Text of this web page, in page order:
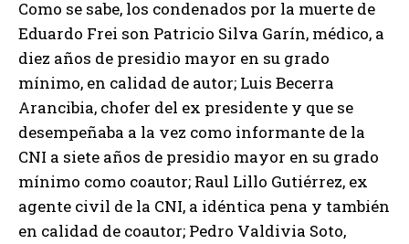
Como se sabe, los condenados por la muerte de
Eduardo Frei son Patricio Silva Garín, médico, a
diez años de presidio mayor en su grado
mínimo, en calidad de autor; Luis Becerra
Arancibia, chofer del ex presidente y que se
desempeñaba a la vez como informante de la
CNI a siete años de presidio mayor en su grado
mínimo como coautor; Raul Lillo Gutiérrez, ex
agente civil de la CNI, a idéntica pena y también
en calidad de coautor; Pedro Valdivia Soto,